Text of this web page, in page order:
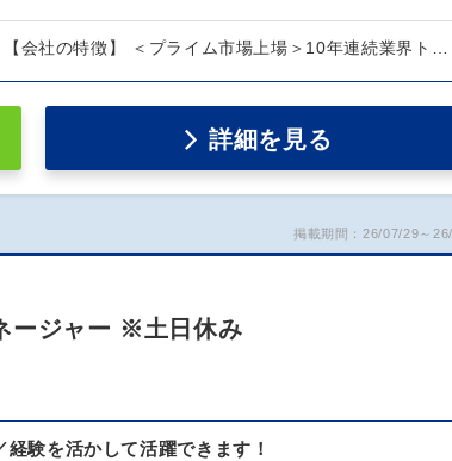
会社の特徴】 ＜プライム市場上場＞10年連続業界ト…
詳細を見る
掲載期間：26/07/29～
ージャー ※土日休み
験を活かして活躍できます！